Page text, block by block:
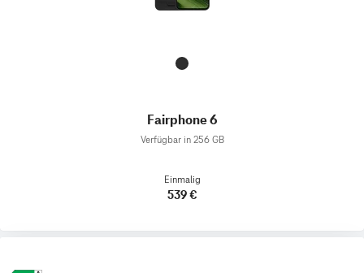
Fairphone 6
Verfügbar in 256 GB
Einmalig
539 €